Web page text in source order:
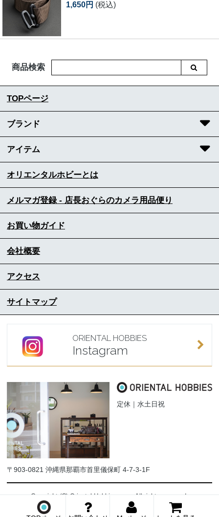
1,650円 (税込)
商品検索
TOPページ
ブランド
アイテム
オリエンタルホビーとは
メルマガ登録 - 店長おぐらのカメラ用品便り
お買い物ガイド
会社概要
アクセス
サイトマップ
ORIENTAL HOBBIES
Instagram
定休｜水土日祝
〒903-0821 沖縄県那覇市首里儀保町 4-7-3-1F
Copyright (C) Oriental-Hobbies.com. All rights reserved.